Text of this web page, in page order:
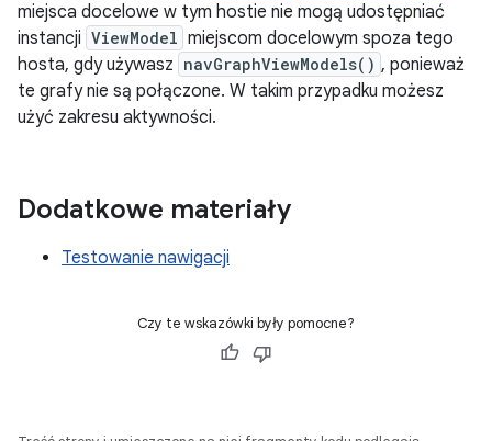
miejsca docelowe w tym hostie nie mogą udostępniać
instancji ViewModel miejscom docelowym spoza tego
hosta, gdy używasz navGraphViewModels() , ponieważ
te grafy nie są połączone. W takim przypadku możesz
użyć zakresu aktywności.
Dodatkowe materiały
Testowanie nawigacji
Czy te wskazówki były pomocne?